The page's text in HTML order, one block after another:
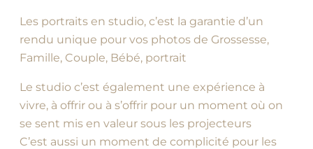
Les portraits en studio, c’est la garantie d’un
rendu unique pour vos photos de Grossesse,
Famille, Couple, Bébé, portrait
Le studio c’est également une expérience à
vivre, à offrir ou à s’offrir pour un moment où on
se sent mis en valeur sous les projecteurs
C’est aussi un moment de complicité pour les